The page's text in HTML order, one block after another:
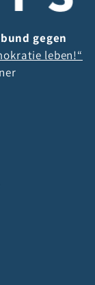
gegen
leben!“